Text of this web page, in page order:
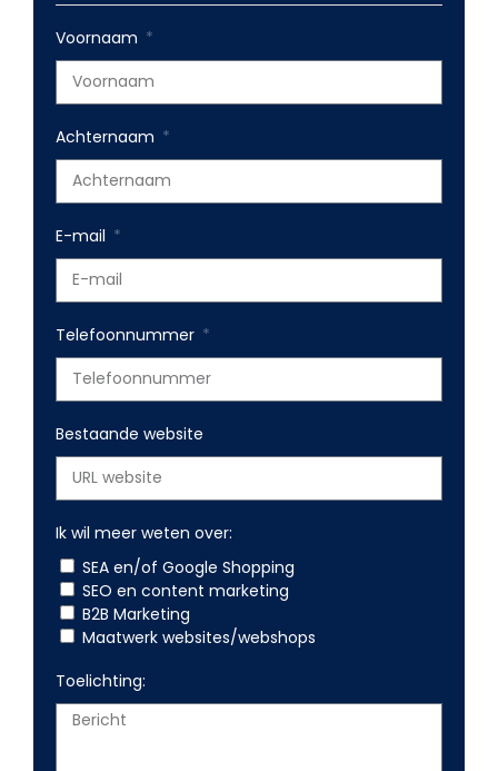
Voornaam
Achternaam
E-mail
Telefoonnummer
Bestaande website
Ik wil meer weten over:
SEA en/of Google Shopping
SEO en content marketing
B2B Marketing
Maatwerk websites/webshops
Toelichting: